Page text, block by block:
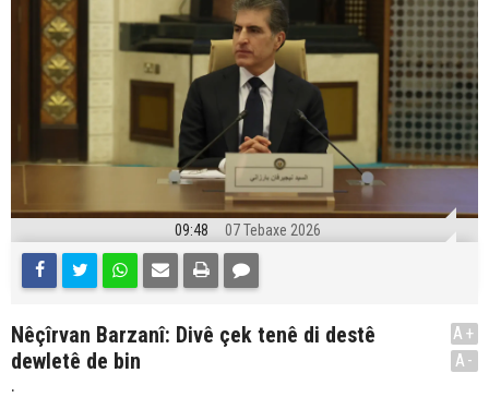
09:48 07 Tebaxe 2026
Nêçîrvan Barzanî: Divê çek tenê di destê
dewletê de bin
.
A+
A-